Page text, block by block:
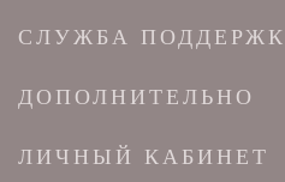
СЛУЖБА
ДОПОЛНИТЕЛЬНО
ЛИЧНЫЙ КАБИНЕТ